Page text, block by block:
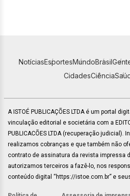
NotíciasEsportesMundoBrasil
CidadesCiência
A ISTOÉ PUBLICAÇÕES LTDA é um portal
vinculação editorial e societária com a
PUBLICACÕES LTDA (recuperação
realizamos cobranças e que também não
contrato de assinatura da revista impressa
autorizamos terceiros a fazê-lo, nos
conteúdo digital “https://istoe.com.br” e